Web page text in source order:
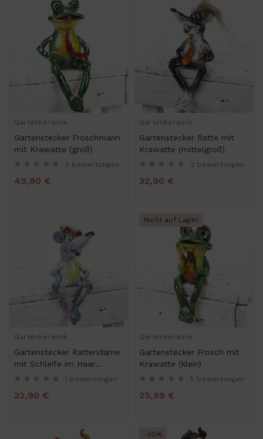
Gartenkeramik
Gartenstecker Froschmann
mit Krawatte (groß)
3 bewertungen
45,90 €
Gartenkeramik
Gartenstecker Ratte mit
Krawatte (mittelgroß)
2 bewertungen
32,90 €
Gartenkeramik
Gartenstecker Rattendame
mit Schleife im Haar
(mittelgroß)
1 bewertungen
32,90 €
Gartenkeramik
Gartenstecker Frosch mit
Krawatte (klein)
5 bewertungen
25,99 €
Nicht auf Lager
-30%